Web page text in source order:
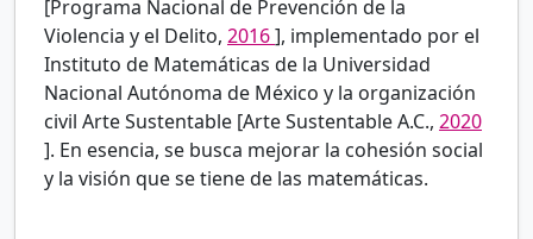
[Programa Nacional de Prevención de la
Violencia y el Delito, 2016], implementado por el
Instituto de Matemáticas de la Universidad
Nacional Autónoma de México y la organización
civil Arte Sustentable [Arte Sustentable A.C., 2020
]. En esencia, se busca mejorar la cohesión social
y la visión que se tiene de las matemáticas.